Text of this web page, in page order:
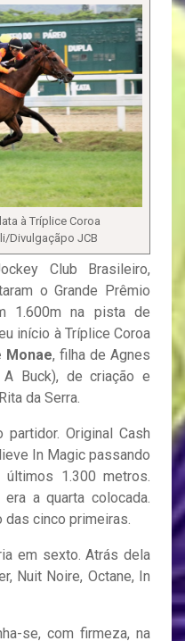
à Tríplice Coroa
Divulgaçãpo JCB
Club Brasileiro,
o Grande Prêmio
1.600m na pista de
início à Tríplice Coroa
Monae, filha de Agnes
Buck), de criação e
da Serra.
Original Cash
In Magic passando
1.300 metros.
a quarta colocada.
das cinco primeiras.
em sexto. Atrás dela
Nuit Noire, Octane, In
se, com firmeza, na